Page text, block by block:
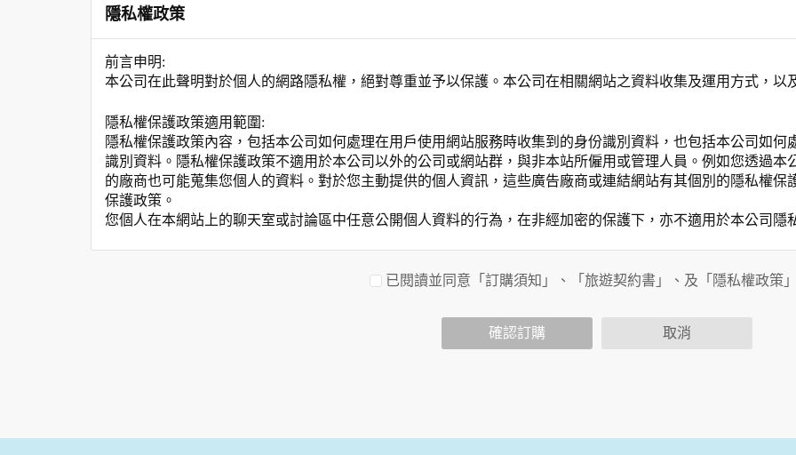
隱私權政策
前言申明:
本公司在此聲明對於個人的網路隱私權，絕對尊重並予以保護。本公司在相關網站之資料收集及運用方式，以
隱私權保護政策適用範圍:
隱私權保護政策內容，包括本公司如何處理在用戶使用網站服務時收集到的身份識別資料，也包括本公司如
識別資料。隱私權保護政策不適用於本公司以外的公司或網站群，與非本站所僱用或管理人員。例如您透過
的廠商也可能蒐集您個人的資料。對於您主動提供的個人資訊，這些廣告廠商或連結網站有其個別的隱私權
保護政策。
您個人在本網站上的聊天室或討論區中任意公開個人資料的行為，在非經加密的保護下，亦不適用於本公司隱
為了在本網站提供您最佳的互動性服務，可能會請您提供相關個人的資料，其範圍如下：
於一般瀏覽時，伺服器會自行記錄相關行徑，包括您使用連線設備的 IP 位址、使用時間、使用的瀏覽器、瀏
當客戶在本網站註冊時，我們會取得您的姓名、電話、住址、身份證字號、電子郵件、出生日期、性別、行
已閱讀並同意「訂購須知」、「旅遊契約書」、及「隱私權政策
確認訂購 取消